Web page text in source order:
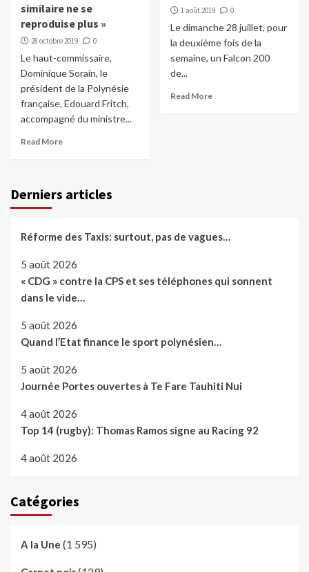
similaire ne se
reproduise plus »
28 octobre 2019 0
Le haut-commissaire,
Dominique Sorain, le
président de la Polynésie
française, Edouard Fritch,
accompagné du ministre...
Read More
1 août 2019 0
Le dimanche 28 juillet, pour
la deuxième fois de la
semaine, un Falcon 200
de...
Read More
Derniers articles
Réforme des Taxis: surtout, pas de vagues…
5 août 2026
« CDG » contre la CPS et ses téléphones qui sonnent
dans le vide…
5 août 2026
Quand l’Etat finance le sport polynésien…
5 août 2026
Journée Portes ouvertes à Te Fare Tauhiti Nui
4 août 2026
Top 14 (rugby): Thomas Ramos signe au Racing 92
4 août 2026
Catégories
A la Une (1 595)